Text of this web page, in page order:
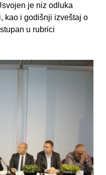
je niz odluka
kao i godišnji izveštaj o
u rubrici